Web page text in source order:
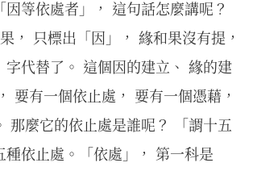
等依處者」， 這句話怎麼講呢？
， 只標出「因」， 緣和果沒有提，
字代替了。 這個因的建立、 緣的建
要有一個依止處， 要有一個憑藉，
那麼它的依止處是誰呢？ 「謂十五
種依止處。「依處」， 第一科是